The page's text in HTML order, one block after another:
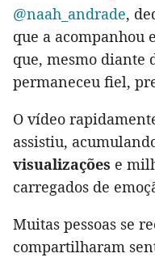
@naah_andrade,
que a acompanhou
que, mesmo diante
permaneceu fiel,
O vídeo
assistiu,
visualizações e
carregados de
Muitas pessoas se
compartilharam